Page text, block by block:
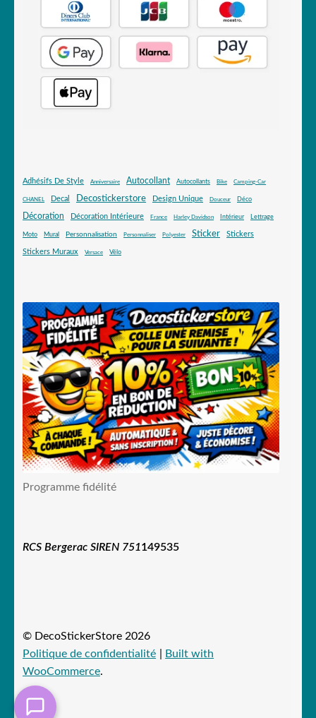
Adhésifs De Style Anniversaire Autocollant Autocollants Bike Camping-Car
CHANEL Decal Decostickerstore Design Unique Douceur Déco
Décoration Décoration Intérieure France Harley Davidson Intérieur Lettrage
Moto Mural Personnalisation Personnaliser Polyester Sticker Stickers
Stickers Muraux Versace Vélo
Programme fidélité
RCS Bergerac SIREN 751149535
© DecoStickerStore 2026
Politique de confidentialité
Built with
WooCommerce.